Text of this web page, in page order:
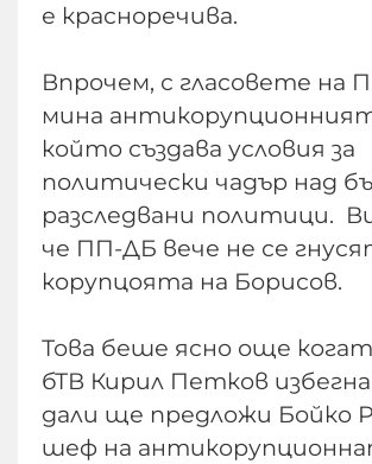
е красноречива.
Впрочем, с гласовете на
мина антикорупционният
който създава условия за
политически чадър над
разследвани политици.
че ПП-ДБ вече не се
корупцоята на Борисов.
Това беше ясно още
бТВ Кирил Петков
дали ще предложи Бойко
шеф на